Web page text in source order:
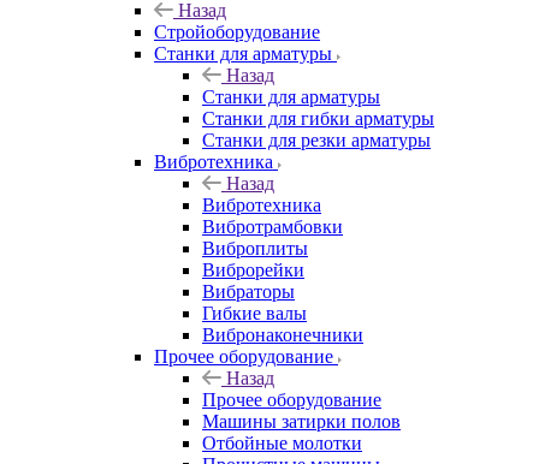
Назад
Стройоборудование
Станки для арматуры
Назад
Станки для арматуры
Станки для гибки арматуры
Станки для резки арматуры
Вибротехника
Назад
Вибротехника
Вибротрамбовки
Виброплиты
Виброрейки
Вибраторы
Гибкие валы
Вибронаконечники
Прочее оборудование
Назад
Прочее оборудование
Машины затирки полов
Отбойные молотки